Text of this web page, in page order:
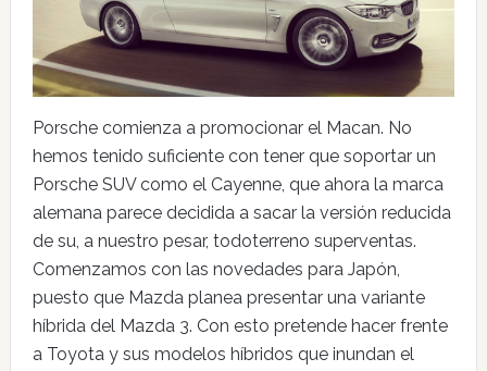
Porsche comienza a promocionar el Macan. No
hemos tenido suficiente con tener que soportar un
Porsche SUV como el Cayenne, que ahora la marca
alemana parece decidida a sacar la versión reducida
de su, a nuestro pesar, todoterreno superventas.
Comenzamos con las novedades para Japón,
puesto que Mazda planea presentar una variante
híbrida del Mazda 3. Con esto pretende hacer frente
a Toyota y sus modelos híbridos que inundan el